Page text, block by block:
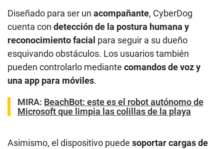
Diseñado para ser un acompañante, CyberDog
cuenta con detección de la postura humana y
reconocimiento facial para seguir a su dueño
esquivando obstáculos. Los usuarios también
pueden controlarlo mediante comandos de voz y
una app para móviles.
MIRA: BeachBot: este es el robot autónomo de
Microsoft que limpia las colillas de la playa
Asimismo, el dispositivo puede soportar cargas de